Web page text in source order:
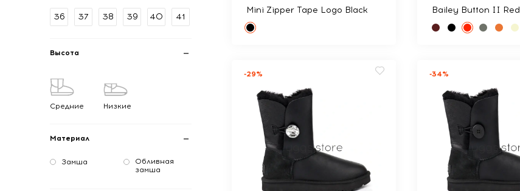
36 37 38 39 40 41
Высота
Средние Низкие
Материал
Замша
Обливная
замша
Mini Zipper Tape Logo Black Bailey Button II Red
-29% -34%